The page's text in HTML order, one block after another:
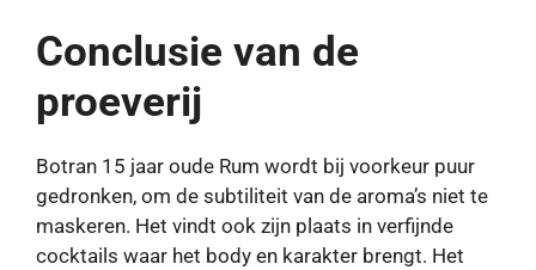
Conclusie van de
proeverij
Botran 15 jaar oude Rum wordt bij voorkeur puur
gedronken, om de subtiliteit van de aroma’s niet te
maskeren. Het vindt ook zijn plaats in verfijnde
cocktails waar het body en karakter brengt. Het